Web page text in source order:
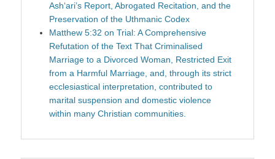
Ash‘ari’s Report, Abrogated Recitation, and the
Preservation of the Uthmanic Codex
Matthew 5:32 on Trial: A Comprehensive
Refutation of the Text That Criminalised
Marriage to a Divorced Woman, Restricted Exit
from a Harmful Marriage, and, through its strict
ecclesiastical interpretation, contributed to
marital suspension and domestic violence
within many Christian communities.